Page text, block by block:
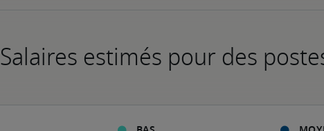
Salaires estimés pour des